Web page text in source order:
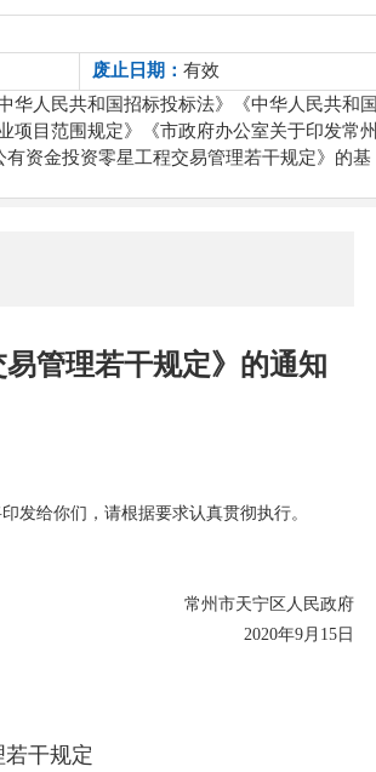
废止日期： 有效
华人民共和国招标投标法》《中华人民共和国
项目范围规定》《市政府办公室关于印发常州
资金投资零星工程交易管理若干规定》的基
管理若干规定》的通知
发给你们，请根据要求认真贯彻执行。
常州市天宁区人民政府
2020年9月15日
干规定